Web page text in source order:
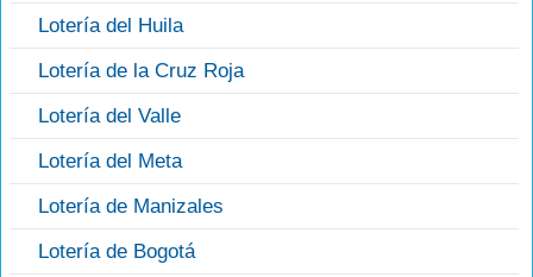
Lotería del Huila
Lotería de la Cruz Roja
Lotería del Valle
Lotería del Meta
Lotería de Manizales
Lotería de Bogotá